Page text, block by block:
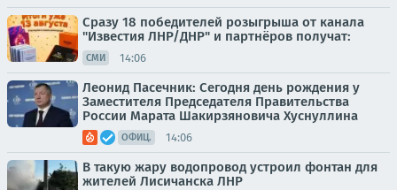
Сразу 18 победителей розыгрыша от канала
"Известия ЛНР/ДНР" и партнёров получат:
СМИ 14:06
Леонид Пасечник: Сегодня день рождения у
Заместителя Председателя Правительства
России Марата Шакирзяновича Хуснуллина
ОФИЦ. 14:06
В такую жару водопровод устроил фонтан для
жителей Лисичанска ЛНР